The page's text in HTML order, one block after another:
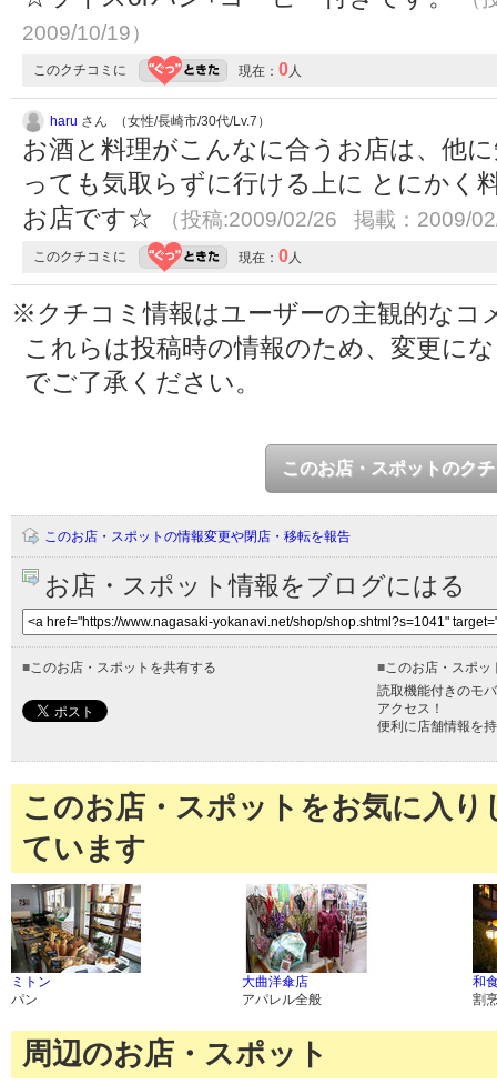
2009/10/19）
このクチコミに 現在： 0人
haru さん （女性/長崎市/30代/Lv.7）
お酒と料理がこんなに合うお店は、他
っても気取らずに行ける上に とにかく
お店です☆
（投稿:2009/02/26 掲載：2009/
このクチコミに 現在： 0人
※クチコミ情報はユーザーの主観的なコ
これらは投稿時の情報のため、変更に
でご了承ください。
このお店・スポットのク
このお店・スポットの情報変更や閉店・移転を報告
お店・スポット情報をブログにはる
■このお店・スポットを共有する ■このお店・スポッ
読取機能付きのモ
アクセス！
便利に店舗情報を
このお店・スポットをお気に入
ています
ミトン
パン
大曲洋傘店
アパレル全般
和
割
周辺のお店・スポット